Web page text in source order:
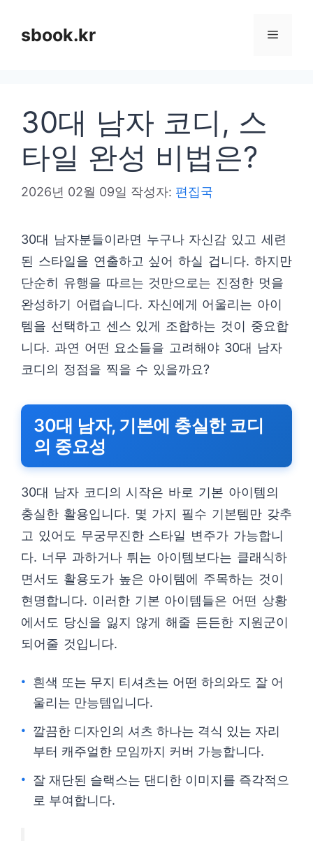
sbook.kr 메
30대 남자 코디, 스
타일 완성 비법은?
2026년 02월 09일 작성자: 편집국
30대 남자분들이라면 누구나 자신감 있고 세련
된 스타일을 연출하고 싶어 하실 겁니다. 하지만
단순히 유행을 따르는 것만으로는 진정한 멋을
완성하기 어렵습니다. 자신에게 어울리는 아이
템을 선택하고 센스 있게 조합하는 것이 중요합
니다. 과연 어떤 요소들을 고려해야 30대 남자
코디의 정점을 찍을 수 있을까요?
30대 남자, 기본에 충실한 코디
의 중요성
30대 남자 코디의 시작은 바로 기본 아이템의
충실한 활용입니다. 몇 가지 필수 기본템만 갖추
고 있어도 무궁무진한 스타일 변주가 가능합니
다. 너무 과하거나 튀는 아이템보다는 클래식하
면서도 활용도가 높은 아이템에 주목하는 것이
현명합니다. 이러한 기본 아이템들은 어떤 상황
에서도 당신을 잃지 않게 해줄 든든한 지원군이
되어줄 것입니다.
흰색 또는 무지 티셔츠는 어떤 하의와도 잘 어
울리는 만능템입니다.
깔끔한 디자인의 셔츠 하나는 격식 있는 자리
부터 캐주얼한 모임까지 커버 가능합니다.
잘 재단된 슬랙스는 댄디한 이미지를 즉각적으
로 부여합니다.